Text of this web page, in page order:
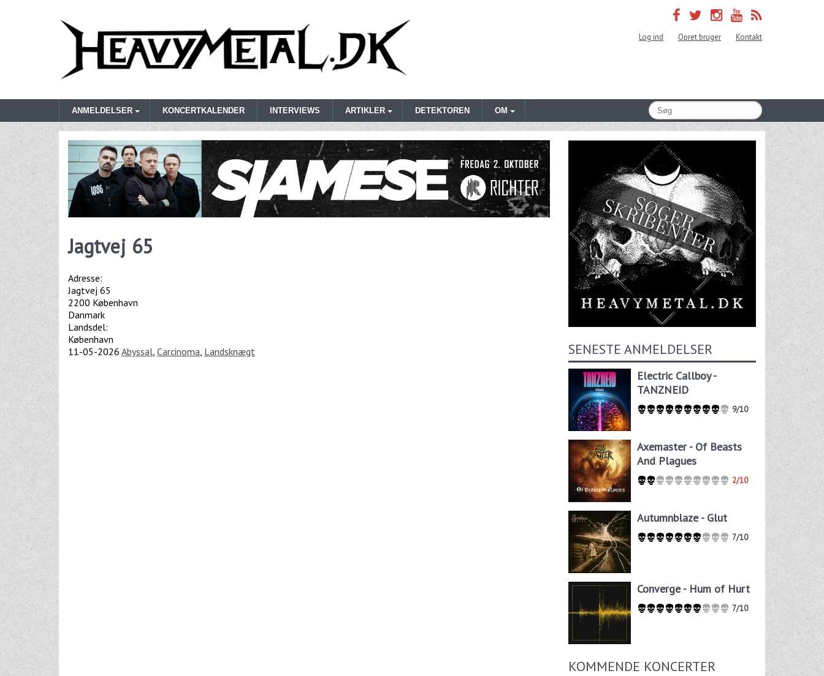
Log ind Opret bruger Kontakt
ANMELDELSER KONCERTKALENDER INTERVIEWS ARTIKLER DETEKTOREN OM
Jagtvej 65
Adresse:
Jagtvej 65
2200 København
Danmark
Landsdel:
København
11-05-2026 Abyssal, Carcinoma, Landsknægt SENESTE ANMELDELSER
Electric Callboy -
TANZNEID
9/10
Axemaster - Of Beasts
And Plagues
2/10
Autumnblaze - Glut
7/10
Converge - Hum of Hurt
7/10
KOMMENDE KONCERTER